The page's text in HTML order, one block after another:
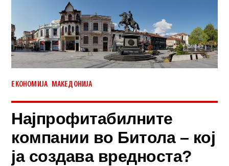
ЕКОНОМИЈА МАКЕДОНИЈА
Најпрофитабилните
компании во Битола – кој
ја создава вредноста?